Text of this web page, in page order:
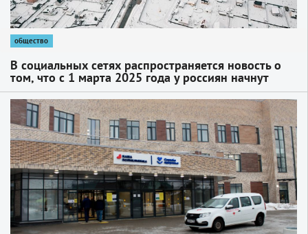
общество
В социальных сетях распространяется новость о
том, что с 1 марта 2025 года у россиян начнут
изымать заброшенные земельные участки, если
владельцы не займутся освоением своей земли в
течение года